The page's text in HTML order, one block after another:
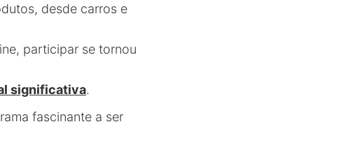
desde carros e
participar se tornou
significativa.
fascinante a ser